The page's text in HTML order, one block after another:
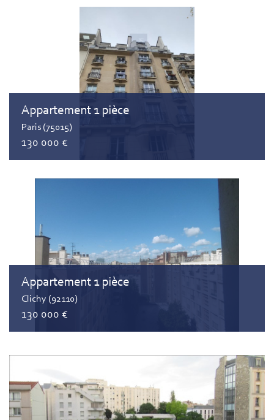
Appartement 1 pièce
Paris (75015)
130 000 €
Appartement 1 pièce
Clichy (92110)
130 000 €